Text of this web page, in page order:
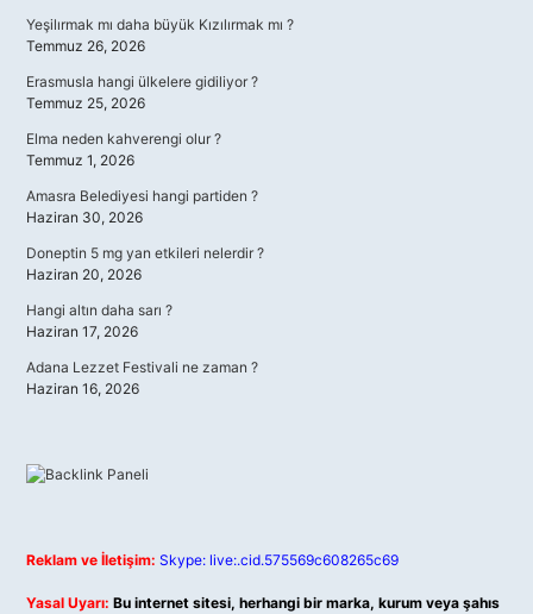
Yeşilırmak mı daha büyük Kızılırmak mı ?
Temmuz 26, 2026
Erasmusla hangi ülkelere gidiliyor ?
Temmuz 25, 2026
Elma neden kahverengi olur ?
Temmuz 1, 2026
Amasra Belediyesi hangi partiden ?
Haziran 30, 2026
Doneptin 5 mg yan etkileri nelerdir ?
Haziran 20, 2026
Hangi altın daha sarı ?
Haziran 17, 2026
Adana Lezzet Festivali ne zaman ?
Haziran 16, 2026
Reklam ve İletişim: Skype: live:.cid.575569c608265c69
Yasal Uyarı: Bu internet sitesi, herhangi bir marka, kurum veya şahıs